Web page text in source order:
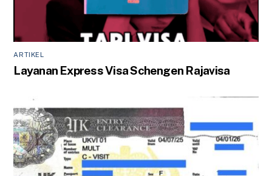
ARTIKEL
Layanan Express Visa Schengen Rajavisa